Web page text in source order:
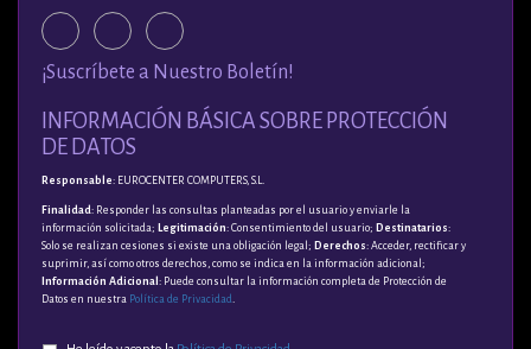
¡Suscríbete a Nuestro Boletín!
INFORMACIÓN BÁSICA SOBRE PROTECCIÓN
DE DATOS
Responsable: EUROCENTER COMPUTERS, S.L.
Finalidad : Responder las consultas planteadas por el usuario y enviarle la
información solicitada; Legitimación: Consentimiento del usuario; Destinatarios:
Solo se realizan cesiones si existe una obligación legal; Derechos: Acceder, rectificar y
suprimir, así como otros derechos, como se indica en la información adicional;
Información Adicional : Puede consultar la información completa de Protección de
Datos en nuestra Política de Privacidad